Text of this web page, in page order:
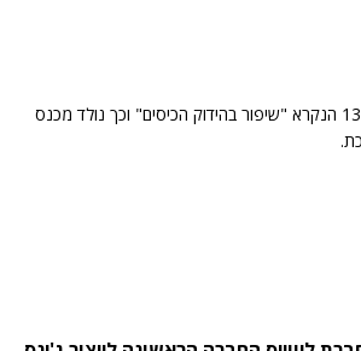
זהו פטנט מספר 139,121 הנקרא "שיפור בהידוק הכיסים" וכך נולד מכנס